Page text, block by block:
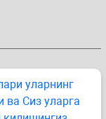
уларнинг
ва Сиз уларга